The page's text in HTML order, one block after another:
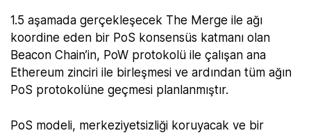
1.5 aşamada gerçekleşecek The Merge ile ağı
koordine eden bir PoS konsensüs katmanı olan
Beacon Chain’in, PoW protokolü ile çalışan ana
Ethereum zinciri ile birleşmesi ve ardından tüm ağın
PoS protokolüne geçmesi planlanmıştır.
PoS modeli, merkeziyetsizliği koruyacak ve bir